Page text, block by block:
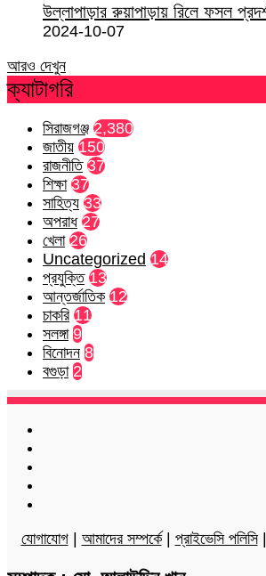
উল্লাপাড়ার রুয়াপাড়ায় রিলে ফসল
2024-10-07
আরও দেখুন
ক্যাটাগরি
সিরাজগঞ্জ 2,380
জাতীয় 150
রাজনীতি 37
শিক্ষা 37
সাহিত্য 33
অপরাধ 27
খেলা 26
Uncategorized 14
প্রযুক্তি 13
আন্তর্জাতিক 12
চাকরি 11
সলঙ্গা 9
বিনোদন 8
বগুড়া 2
যোগাযোগ| আমাদের সম্পর্কে| প্রাইভেসি পলিসি